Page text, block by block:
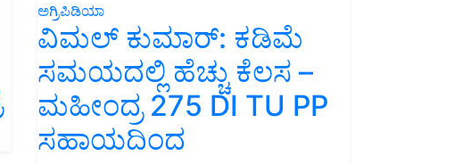
ಅಗ್ರಿಪಿಡಿಯಾ
ವಿಮಲ್ ಕುಮಾರ್: ಕಡಿಮೆ
ಸಮಯದಲ್ಲಿ ಹೆಚ್ಚು ಕೆಲಸ –
ಮಹೀಂದ್ರ 275 DI TU PP
ಸಹಾಯದಿಂದ